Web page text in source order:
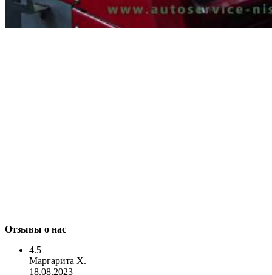
Отзывы о нас
4.5
Маргарита Х.
18.08.2023